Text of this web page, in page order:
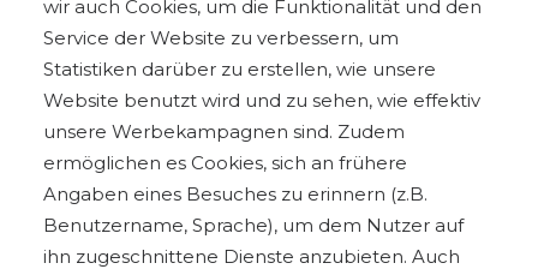
wir auch Cookies, um die Funktionalität und den
Service der Website zu verbessern, um
Statistiken darüber zu erstellen, wie unsere
Website benutzt wird und zu sehen, wie effektiv
unsere Werbekampagnen sind. Zudem
ermöglichen es Cookies, sich an frühere
Angaben eines Besuches zu erinnern (z.B.
Benutzername, Sprache), um dem Nutzer auf
ihn zugeschnittene Dienste anzubieten. Auch